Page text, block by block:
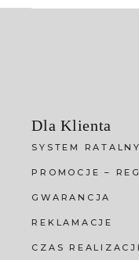
Dla Klienta
SYSTEM RATALNY
PROMOCJE –
GWARANCJA
REKLAMACJE
CZAS